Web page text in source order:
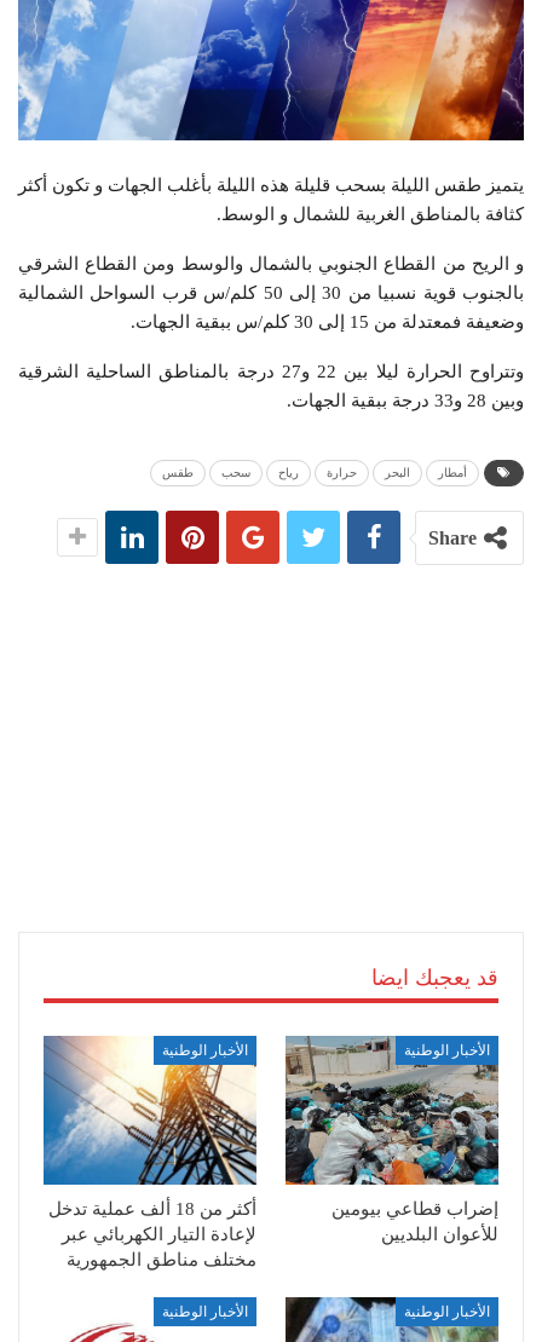
يتميز طقس الليلة بسحب قليلة هذه الليلة بأغلب الجهات و تكون أكثر
كثافة بالمناطق الغربية للشمال و الوسط.
و الريح من القطاع الجنوبي بالشمال والوسط ومن القطاع الشرقي
بالجنوب قوية نسبيا من 30 إلى 50 كلم/س قرب السواحل الشمالية
وضعيفة فمعتدلة من 15 إلى 30 كلم/س ببقية الجهات.
وتتراوح الحرارة ليلا بين 22 و27 درجة بالمناطق الساحلية الشرقية
وبين 28 و33 درجة ببقية الجهات.
أمطار البحر حرارة رياح سحب طقس
Share
قد يعجبك ايضا
الأخبار الوطنية
إضراب قطاعي بيومين
للأعوان البلديين
الأخبار الوطنية
أكثر من 18 ألف عملية تدخل
لإعادة التيار الكهربائي عبر
مختلف مناطق الجمهورية
الأخبار الوطنية الأخبار الوطنية